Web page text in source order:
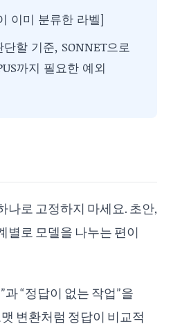
이미 분류한 라벨]
할 기준, SONNET으로
까지 필요한 예외
나로 고정하지 마세요. 초안,
별로 모델을 나누는 편이
과 “정답이 없는 작업”을
변환처럼 정답이 비교적